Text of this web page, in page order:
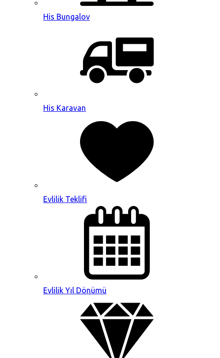
His Bungalov
His Karavan
Evlilik Teklifi
Evlilik Yıl Dönümü